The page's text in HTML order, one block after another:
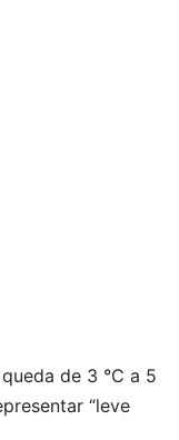
de 3 °C a 5
“leve